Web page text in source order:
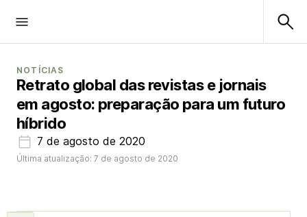
NOTÍCIAS
Retrato global das revistas e jornais
em agosto: preparação para um futuro
híbrido
7 de agosto de 2020
Última atualização: 7 de agosto de 2020